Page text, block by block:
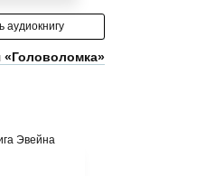
аудиокнигу